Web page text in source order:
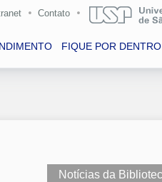
Contato
FIQUE POR DENTRO
Notícias da